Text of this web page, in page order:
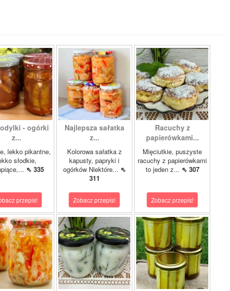
- ogórki
z...
lekko pikantne,
słodkie,
⇖ 335
przepis!
Najlepsza sałatka
z...
Kolorowa sałatka z
kapusty, papryki i
ogórków Niektóre... ⇖
311
Zobacz przepis!
Racuchy z
papierówkami...
Mięciutkie, puszyste
racuchy z papierówkami
to jeden z... ⇖ 307
Zobacz przepis!